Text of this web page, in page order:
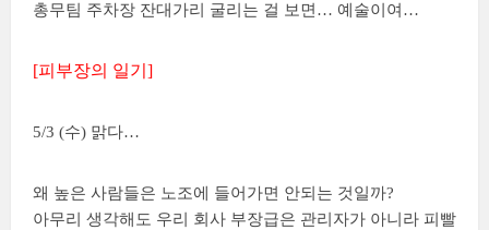
총무팀 주차장 잔대가리 굴리는 걸 보면… 예술이여…
[피부장의 일기]
5/3 (수) 맑다…
왜 높은 사람들은 노조에 들어가면 안되는 것일까?
아무리 생각해도 우리 회사 부장급은 관리자가 아니라 피빨